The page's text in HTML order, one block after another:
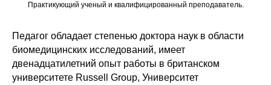
Практикующий ученый и квалифицированный преподаватель.
Педагог обладает степенью доктора наук в области
биомедицинских исследований, имеет
двенадцатилетний опыт работы в британском
университете Russell Group, Университет